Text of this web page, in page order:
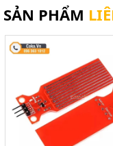
Cảm biến
SẢN PHẨM